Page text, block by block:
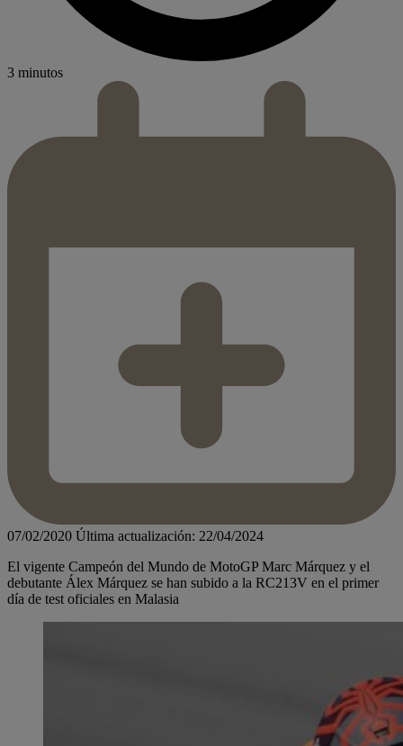
3 minutos
07/02/2020 Última actualización: 22/04/2024
El vigente Campeón del Mundo de MotoGP Marc Márquez y el
debutante Álex Márquez se han subido a la RC213V en el primer
día de test oficiales en Malasia